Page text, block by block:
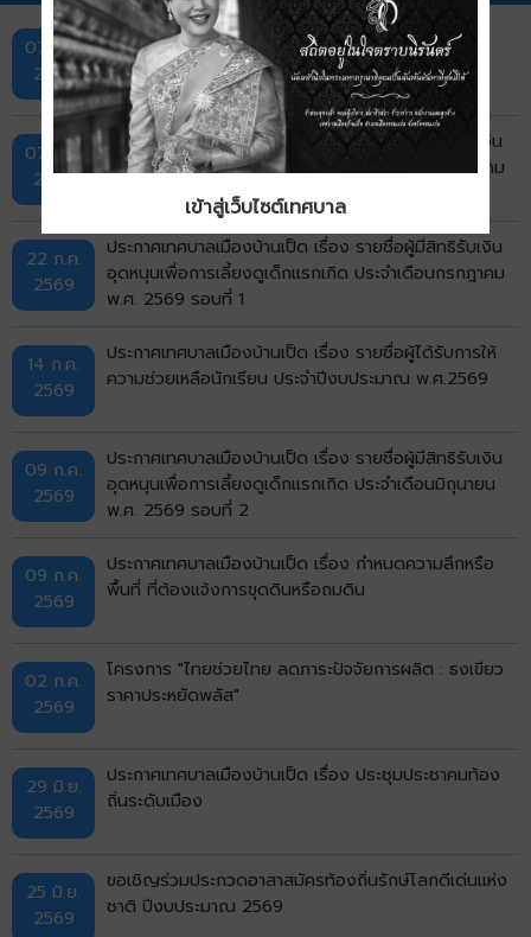
07 ส.ค.
2569
กิจกรรมการออกหน่วยบริการ "ศูนย์สร้างสุข" ครั้งที่ 1
07 ส.ค.
2569
ประกาศเทศบาลเมืองบ้านเป็ด เรื่อง รายชื่อผู้มีสิทธิรับเงิน
อุดหนุนเพื่อการเลี้ยงดูเด็กแรกเกิด ประจำเดือนกรกฎาคม
22 ก.ค.
2569
ประกาศเทศบาลเมืองบ้านเป็ด เรื่อง รายชื่อผู้มีสิทธิรับเงิน
อุดหนุนเพื่อการเลี้ยงดูเด็กแรกเกิด ประจำเดือนกรกฎาคม
พ.ศ. 2569 รอบที่ 1
14 ก.ค.
2569
ประกาศเทศบาลเมืองบ้านเป็ด เรื่อง รายชื่อผู้ได้รับการให้
ความช่วยเหลือนักเรียน ประจำปีงบประมาณ พ.ศ.2569
09 ก.ค.
2569
ประกาศเทศบาลเมืองบ้านเป็ด เรื่อง รายชื่อผู้มีสิทธิรับเงิน
อุดหนุนเพื่อการเลี้ยงดูเด็กแรกเกิด ประจำเดือนมิถุนายน
พ.ศ. 2569 รอบที่ 2
09 ก.ค.
2569
ประกาศเทศบาลเมืองบ้านเป็ด เรื่อง กำหนดความลึกหรือ
พื้นที่ ที่ต้องแจ้งการขุดดินหรือถมดิน
02 ก.ค.
2569
โครงการ "ไทยช่วยไทย ลดภาระปัจจัยการผลิต : ธงเขียว
ราคาประหยัดพลัส"
29 มิ.ย.
2569
ประกาศเทศบาลเมืองบ้านเป็ด เรื่อง ประชุมประชาคมท้อง
ถิ่นระดับเมือง
25 มิ.ย.
2569
ขอเชิญร่วมประกวดอาสาสมัครท้องถิ่นรักษ์โลกดีเด่นแห่ง
ชาติ ปีงบประมาณ 2569
เข้าสู่เว็บไซต์เทศบาล